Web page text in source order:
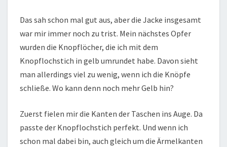
Das sah schon mal gut aus, aber die Jacke insgesamt
war mir immer noch zu trist. Mein nächstes Opfer
wurden die Knopflöcher, die ich mit dem
Knopflochstich in gelb umrundet habe. Davon sieht
man allerdings viel zu wenig, wenn ich die Knöpfe
schließe. Wo kann denn noch mehr Gelb hin?
Zuerst fielen mir die Kanten der Taschen ins Auge. Da
passte der Knopflochstich perfekt. Und wenn ich
schon mal dabei bin, auch gleich um die Ärmelkanten